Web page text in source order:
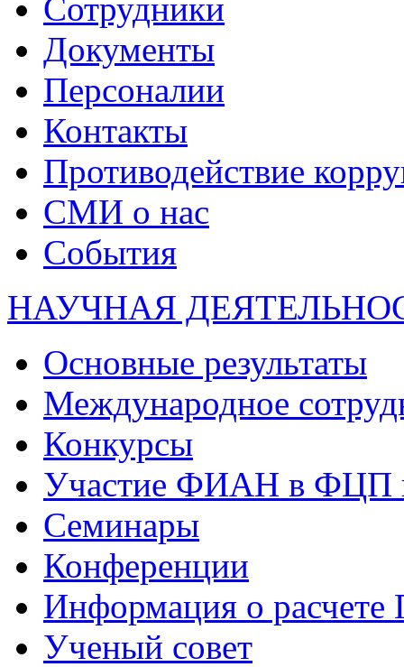
Сотрудники
Документы
Персоналии
Контакты
Противодействие
СМИ о нас
События
НАУЧНАЯ
Основные результаты
Международное
Конкурсы
Участие ФИАН в ФЦП
Семинары
Конференции
Информация о
Ученый совет